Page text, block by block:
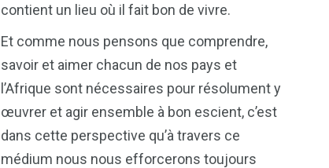
contient un lieu où il fait bon de vivre.
Et comme nous pensons que comprendre,
savoir et aimer chacun de nos pays et
l’Afrique sont nécessaires pour résolument y
œuvrer et agir ensemble à bon escient, c’est
dans cette perspective qu’à travers ce
médium nous nous efforcerons toujours